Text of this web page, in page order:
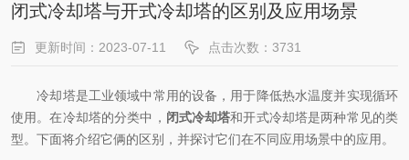
闭式冷却塔与开式冷却塔的区别及应用场景
更新时间：2023-07-11 点击次数：3731
冷却塔是工业领域中常用的设备，用于降低热水温度并实现循环
使用。在冷却塔的分类中， 闭式冷却塔和开式冷却塔是两种常见的类
型。下面将介绍它俩的区别，并探讨它们在不同应用场景中的应用。